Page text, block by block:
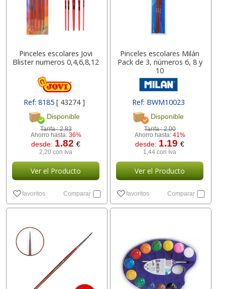
Pinceles escolares Jovi
Blister numeros 0,4,6,8,12
Ref: 8185[ 43274 ]
Disponible
Tarifa :2,83
Ahorro hasta: 36%
desde: 1.82€
2,20 con Iva
Ver el Producto
favoritos Comparar
Pinceles escolares Milán
Pack de 3, números 6, 8 y
10
Ref: BWM10023
Disponible
Tarifa :2,00
Ahorro hasta: 41%
desde: 1.19€
1,44 con Iva
Ver el Producto
favoritos Comparar